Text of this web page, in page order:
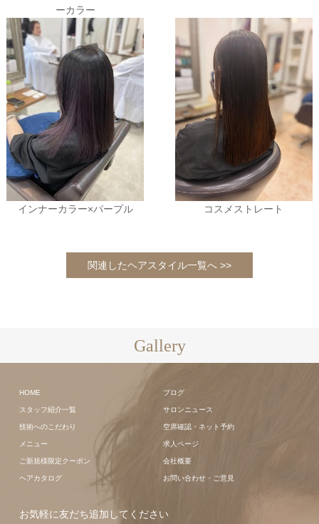
ーカラー
インナーカラー×パープル コスメストレート
関連したヘアスタイル一覧へ >>
Gallery
HOME
スタッフ紹介一覧
技術へのこだわり
メニュー
ご新規様限定クーポン
ヘアカタログ
ブログ
サロンニュース
空席確認・ネット予約
求人ページ
会社概要
お問い合わせ・ご意見
お気軽に友だち追加してください